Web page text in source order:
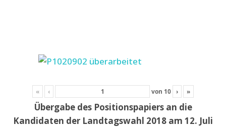
« ‹ von 10 › »
Übergabe des Positionspapiers an die
Kandidaten der Landtagswahl 2018 am 12. Juli